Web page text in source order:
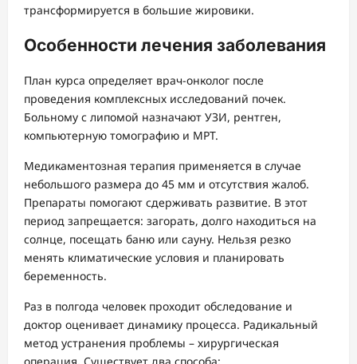
трансформируется в большие жировики.
Особенности лечения заболевания
План курса определяет врач-онколог после
проведения комплексных исследований почек.
Больному с липомой назначают УЗИ, рентген,
компьютерную томографию и МРТ.
Медикаментозная терапия применяется в случае
небольшого размера до 45 мм и отсутствия жалоб.
Препараты помогают сдерживать развитие. В этот
период запрещается: загорать, долго находиться на
солнце, посещать баню или сауну. Нельзя резко
менять климатические условия и планировать
беременность.
Раз в полгода человек проходит обследование и
доктор оценивает динамику процесса. Радикальный
метод устранения проблемы – хирургическая